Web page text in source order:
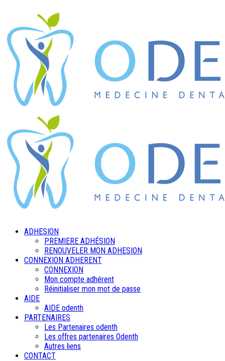
ADHESION
PREMIERE ADHÉSION
RENOUVELER MON ADHESION
CONNEXION ADHERENT
CONNEXION
Mon compte adhérent
Réinitialiser mon mot de passe
AIDE
AIDE odenth
PARTENAIRES
Les Partenaires odenth
Les offres partenaires Odenth
Autres liens
CONTACT